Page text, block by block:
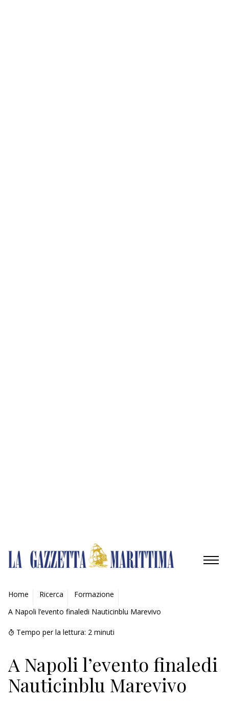
AMBIENTE
MOBILITÀ
INDUSTRIA
RICERCA
ECONOMIA
Home Ricerca
Formazione
A Napoli l’evento finaledi Nauticinblu Marevivo
Tempo per la lettura: 2 minuti
A Napoli l’evento finaledi
Nauticinblu Marevivo